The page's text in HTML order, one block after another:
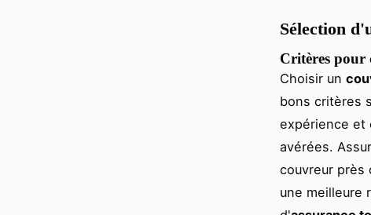
Sélection
Critères pour
Choisir un
bons critères
expérience et
avérées.
couvreur près
une meilleure